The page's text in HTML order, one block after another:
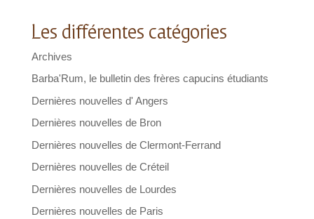
Les différentes catégories
Archives
Barba'Rum, le bulletin des frères capucins étudiants
Dernières nouvelles d' Angers
Dernières nouvelles de Bron
Dernières nouvelles de Clermont-Ferrand
Dernières nouvelles de Créteil
Dernières nouvelles de Lourdes
Dernières nouvelles de Paris